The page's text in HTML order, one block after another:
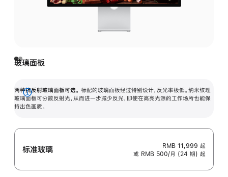
玻璃面板
两种抗反射玻璃面板可选。 标配的玻璃面板经过特别设计，反光率极低。纳米纹理
玻璃面板可分散反射光，从而进一步减少反光，即使在高亮光源的工作场所也能保
持出色画质。
展
开
标准玻璃 RMB 11,999 起
或 RMB 500/月 (24 期) 起